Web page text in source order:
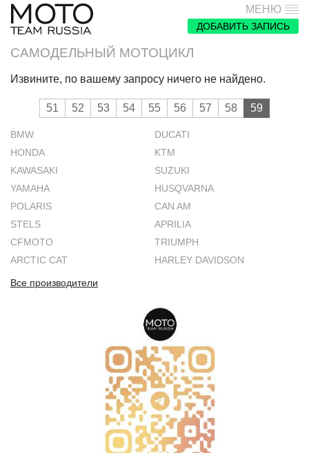
МЕНЮ
ДОБАВИТЬ ЗАПИСЬ
САМОДЕЛЬНЫЙ МОТОЦИКЛ
Извините, по вашему запросу ничего не найдено.
51 52 53 54 55 56 57 58 59
BMW
DUCATI
HONDA
KTM
KAWASAKI
SUZUKI
YAMAHA
HUSQVARNA
POLARIS
CAN AM
STELS
APRILIA
CFMOTO
TRIUMPH
ARCTIC CAT
HARLEY DAVIDSON
Все производители